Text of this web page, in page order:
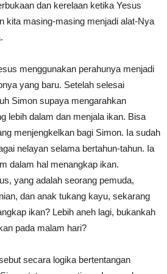
dan kerelaan ketika Yesus
kita masing-masing menjadi alat-Nya
menggunakan perahunya menjadi
yang baru. Setelah selesai
Simon supaya mengarahkan
lebih dalam dan menjala ikan. Bisa
menjengkelkan bagi Simon. Ia sudah
nelayan selama bertahun-tahun. Ia
dalam hal menangkap ikan.
yang adalah seorang pemuda,
dan anak tukang kayu, sekarang
ikan? Lebih aneh lagi, bukankah
pada malam hari?
secara logika bertentangan